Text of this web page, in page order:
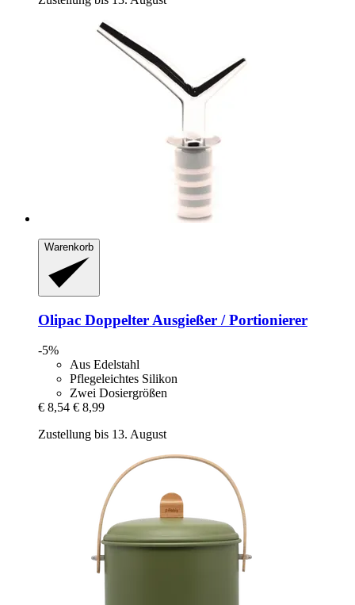
Warenkorb
Olipac Doppelter Ausgießer / Portionierer
-5%
Aus Edelstahl
Pflegeleichtes Silikon
Zwei Dosiergrößen
€ 8,54 € 8,99
Zustellung bis 13. August